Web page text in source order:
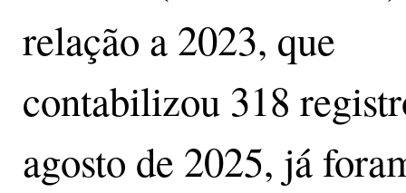
relação a 2023, que
contabilizou 318
agosto de 2025, já